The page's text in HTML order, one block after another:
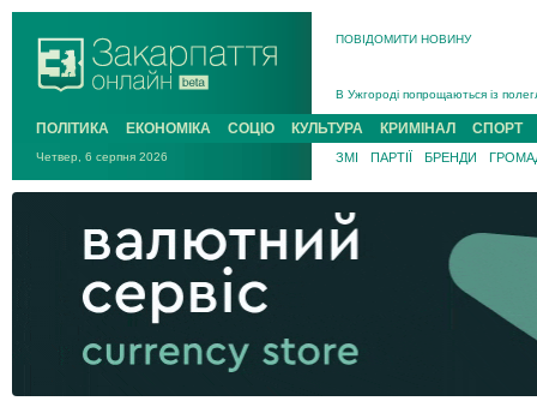
ПОВІДОМИТИ НОВИНУ
В Ужгороді попрощаються із
В Ужгороді 5 серпня
Підтвердили загибель
На війні з рф поліг військовий з
На Хустщині внаслідок ДТП за
Інструктора районного ТЦК на
ПОЛІТИКА ЕКОНОМІКА СОЦІО КУЛЬТУРА КРИМІНАЛ СПОРТ
Четвер, 6 серпня 2026 ЗМІ ПАРТІЇ БРЕНДИ